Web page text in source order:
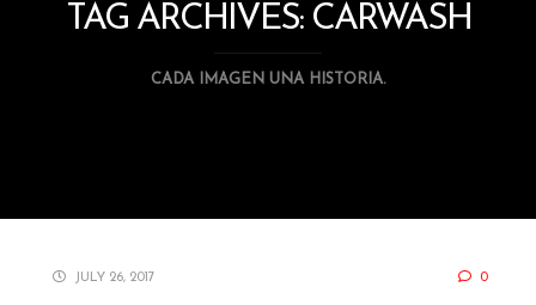
TAG ARCHIVES: CARWASH
CADA IMAGEN UNA HISTORIA.
JULY 26, 2017 0